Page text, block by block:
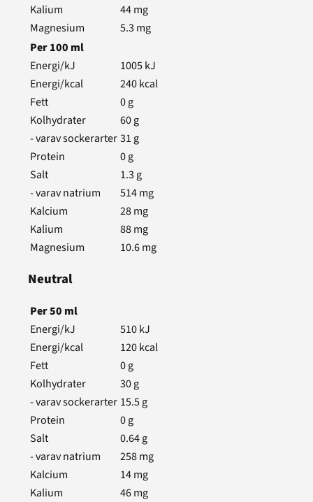
Kalium
44mg
Magnesium
5.3 mg
Per100 ml
Energi/kJ
1005kJ
Energi/kcal
240kcal
Fett
0g
Kolhydrater
60g
- varav sockerarter31 g
Protein
0g
Salt
1.3 g
- varav natrium
514mg
Kalcium
28mg
Kalium
88mg
Magnesium
10.6mg
Neutral
Per50 ml
Energi/kJ
510kJ
Energi/kcal
120kcal
Fett
0g
Kolhydrater
30g
- varav sockerarter 15.5g
Protein
0g
Salt
0.64g
- varav natrium
258mg
Kalcium
14mg
Kalium
46mg